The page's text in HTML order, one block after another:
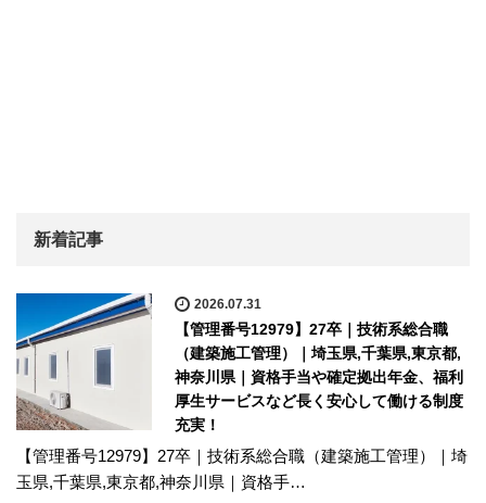
新着記事
2026.07.31
【管理番号12979】27卒｜技術系総合職
（建築施工管理）｜埼玉県,千葉県,東京都,
神奈川県｜資格手当や確定拠出年金、福利
厚生サービスなど長く安心して働ける制度
充実！
【管理番号12979】27卒｜技術系総合職（建築施工管理）｜埼
玉県,千葉県,東京都,神奈川県｜資格手…